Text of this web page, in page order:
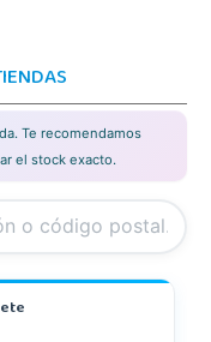
Te recomendamos
el stock exacto.